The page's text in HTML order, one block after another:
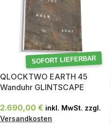
SOFORT LIEFERBAR
QLOCKTWO EARTH 45
Wanduhr GLINTSCAPE
2.690,00 € inkl. MwSt. zzgl.
Versandkosten